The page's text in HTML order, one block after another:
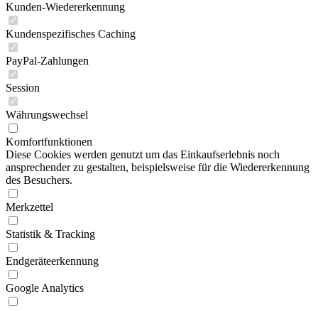
Kunden-Wiedererkennung
Kundenspezifisches Caching
PayPal-Zahlungen
Session
Währungswechsel
Komfortfunktionen
Diese Cookies werden genutzt um das Einkaufserlebnis noch
ansprechender zu gestalten, beispielsweise für die Wiedererkennung
des Besuchers.
Merkzettel
Statistik & Tracking
Endgeräteerkennung
Google Analytics